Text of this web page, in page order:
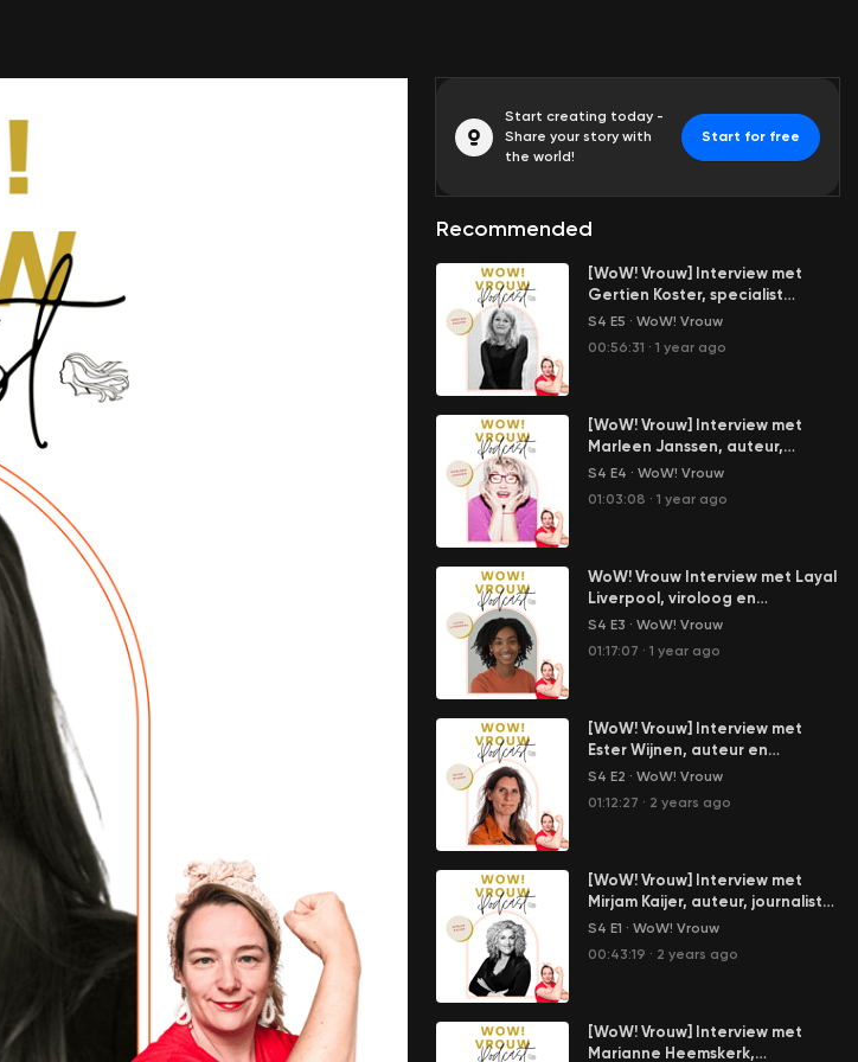
Start creating today -
Share your story with
the world!
Start for free
Recommended
[WoW! Vrouw] Interview met
Gertien Koster, specialist
Huiselijk Geweld, auteur Stop
omdat ze een vrouw is.
S4 E5 · WoW! Vrouw
00:56:31 · 1 year ago
[WoW! Vrouw] Interview met
Marleen Janssen, auteur,
journaliste en educatrice: Is er
S4 E4 · WoW! Vrouw
01:03:08 · 1 year ago
WoW! Vrouw Interview met Layal
Liverpool, viroloog en
wetenschapsjournalist: Hoe
degezindheid en medische
S4 E3 · WoW! Vrouw
01:17:07 · 1 year ago
[WoW! Vrouw] Interview met
Ester Wijnen, auteur en
ervaringsdeskundige
vrijheid een groot goed en
moment voor mij betekent.
S4 E2 · WoW! Vrouw
01:12:27 · 2 years ago
[WoW! Vrouw] Interview met
Mirjam Kaijer, auteur, journalist
en oprichter Voices for Women:
Het is een groot
S4 E1 · WoW! Vrouw
00:43:19 · 2 years ago
[WoW! Vrouw] Interview met
Marianne Heemskerk,